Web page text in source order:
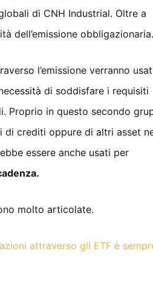
di CNH Industrial. Oltre a
dell’emissione obbligazionaria.
l’emissione verranno
di soddisfare i requisiti
Proprio in questo secondo
crediti oppure di altri asset
essere anche usati per
molto articolate.
attraverso gli ETF è